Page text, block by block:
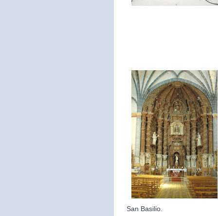
San Basilio.